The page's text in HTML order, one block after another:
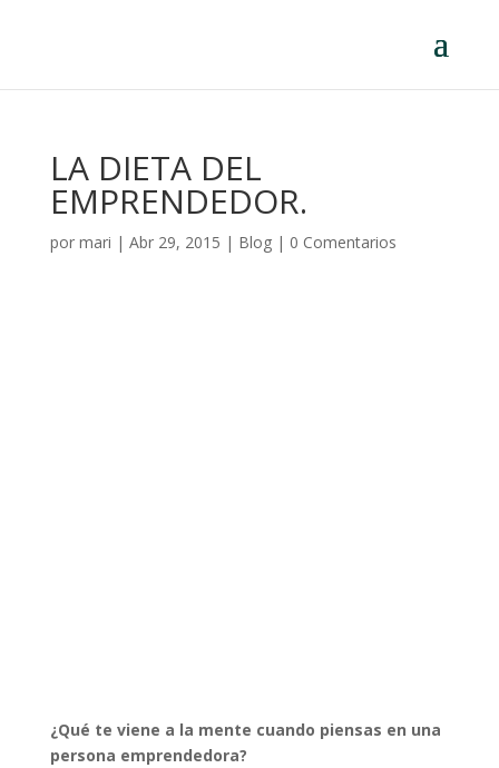
LA DIETA DEL
EMPRENDEDOR.
por mari | Abr 29, 2015 | Blog| 0 Comentarios
¿Qué te viene a la mente cuando piensas en una
persona emprendedora?